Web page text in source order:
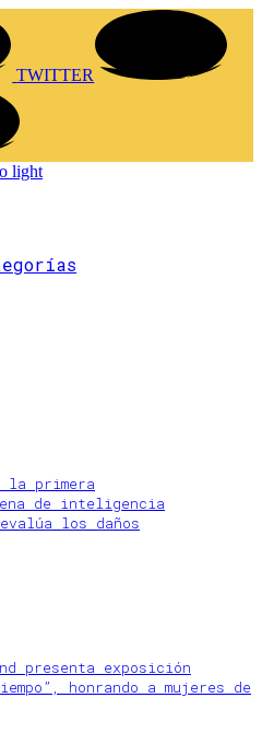
TWITTER
la primera
de inteligencia
los daños
presenta exposición
honrando a mujeres de